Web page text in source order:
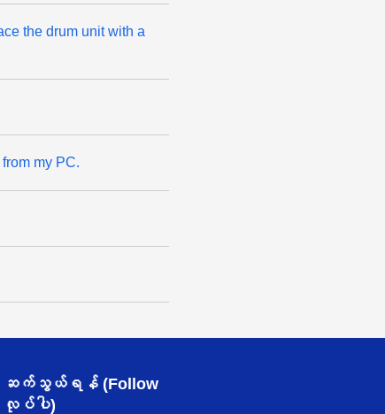
the drum unit with a
my PC.
ဆက်သွယ်ရန် (Follow
လုပ်ပါ)